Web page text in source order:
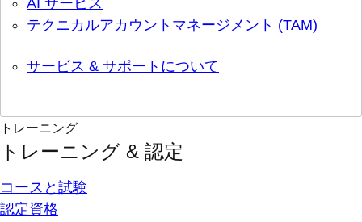
AI サービス
テクニカルアカウントマネージメント (TAM)
サービス & サポートについて
トレーニング
トレーニング & 認定
コースと試験
認定資格